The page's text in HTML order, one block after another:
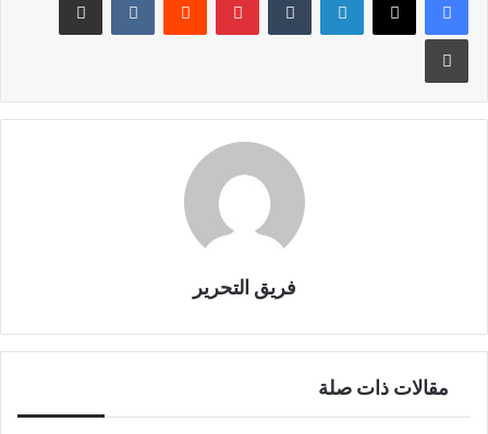
b
o
o
طباعة
فريق التحرير
مقالات ذات صلة